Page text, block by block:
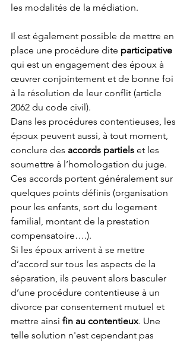
les modalités de la médiation.
Il est également possible de mettre en
place une procédure dite participative
qui est un engagement des époux à
œuvrer conjointement et de bonne foi
à la résolution de leur conflit (article
2062 du code civil).
Dans les procédures contentieuses, les
époux peuvent aussi, à tout moment,
conclure des accords partiels et les
soumettre à l’homologation du juge.
Ces accords portent généralement sur
quelques points définis (organisation
pour les enfants, sort du logement
familial, montant de la prestation
compensatoire….).
Si les époux arrivent à se mettre
d’accord sur tous les aspects de la
séparation, ils peuvent alors basculer
d’une procédure contentieuse à un
divorce par consentement mutuel et
mettre ainsi fin au contentieux. Une
telle solution n'est cependant pas